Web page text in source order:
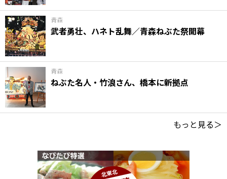
青森
武者勇壮、ハネト乱舞／青森ねぶた祭開幕
青森
ねぶた名人・竹浪さん、橋本に新拠点
もっと見る＞